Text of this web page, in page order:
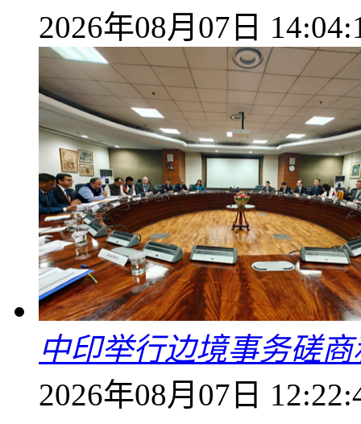
2026年08月07日
中印举行边境事务磋
2026年08月07日